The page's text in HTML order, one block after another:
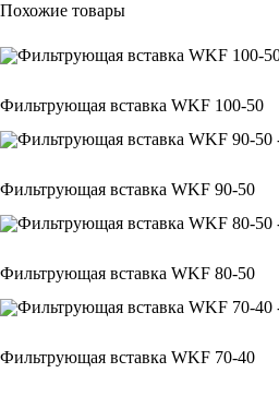
Похожие товары
Фильтрующая вставка WKF 100-50
Фильтрующая вставка WKF 90-50
Фильтрующая вставка WKF 80-50
Фильтрующая вставка WKF 70-40